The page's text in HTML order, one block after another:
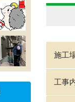
施工
工事